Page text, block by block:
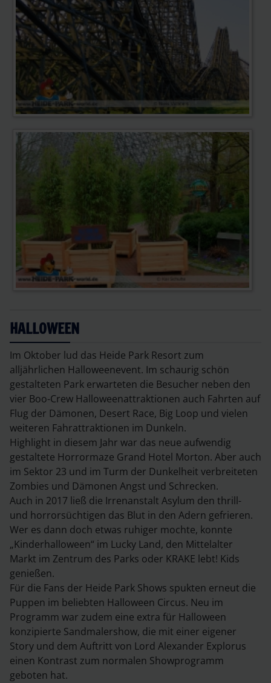
HALLOWEEN
Im Oktober lud das Heide Park Resort zum
alljährlichen Halloweenevent. Im schaurig schön
gestalteten Park erwarteten die Besucher neben den
vier Boo-Crew Halloweenattraktionen auch Fahrten auf
Flug der Dämonen, Desert Race, Big Loop und vielen
weiteren Fahrattraktionen im Dunkeln.
Highlight in diesem Jahr war das neue aufwendig
gestaltete Horrormaze Grand Hotel Morton. Aber auch
im Sektor 23 und im Turm der Dunkelheit verbreiteten
Zombies und Dämonen Angst und Schrecken.
Auch in 2017 ließ die Irrenanstalt Asylum den thrill-
und horrorsüchtigen das Blut in den Adern gefrieren.
Wer es dann doch etwas ruhiger mochte, konnte
„Kinderhalloween“ im Lucky Land, den Mittelalter
Markt im Zentrum des Parks oder KRAKE lebt! Kids
genießen.
Für die Fans der Heide Park Shows spukten erneut die
Puppen im beliebten Halloween Circus. Neu im
Programm war zudem eine extra für Halloween
konzipierte Sandmalershow, die mit einer eigener
Story und dem Auftritt von Lord Alexander Explorus
einen Kontrast zum normalen Showprogramm
geboten hat.